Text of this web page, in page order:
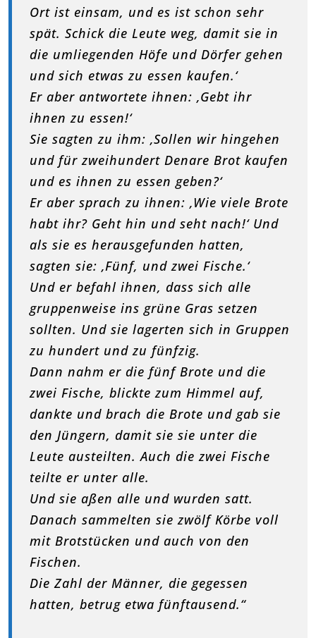
Ort ist einsam, und es ist schon sehr
spät. Schick die Leute weg, damit sie in
die umliegenden Höfe und Dörfer gehen
und sich etwas zu essen kaufen.‘
Er aber antwortete ihnen: ‚Gebt ihr
ihnen zu essen!‘
Sie sagten zu ihm: ‚Sollen wir hingehen
und für zweihundert Denare Brot kaufen
und es ihnen zu essen geben?‘
Er aber sprach zu ihnen: ‚Wie viele Brote
habt ihr? Geht hin und seht nach!‘ Und
als sie es herausgefunden hatten,
sagten sie: ‚Fünf, und zwei Fische.‘
Und er befahl ihnen, dass sich alle
gruppenweise ins grüne Gras setzen
sollten. Und sie lagerten sich in Gruppen
zu hundert und zu fünfzig.
Dann nahm er die fünf Brote und die
zwei Fische, blickte zum Himmel auf,
dankte und brach die Brote und gab sie
den Jüngern, damit sie sie unter die
Leute austeilten. Auch die zwei Fische
teilte er unter alle.
Und sie aßen alle und wurden satt.
Danach sammelten sie zwölf Körbe voll
mit Brotstücken und auch von den
Fischen.
Die Zahl der Männer, die gegessen
hatten, betrug etwa fünftausend.“